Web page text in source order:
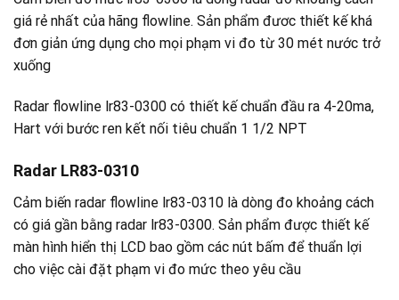
giá rẻ nhất của hãng flowline. Sản phẩm đươc thiết kế khá
đơn giản ứng dụng cho mọi phạm vi đo từ 30 mét nước trở
xuống
Radar flowline lr83-0300 có thiết kế chuẩn đầu ra 4-20ma,
Hart với bước ren kết nối tiêu chuẩn 1 1/2 NPT
Radar LR83-0310
Cảm biến radar flowline lr83-0310 là dòng đo khoảng cách
có giá gần bằng radar lr83-0300. Sản phẩm được thiết kế
màn hình hiển thị LCD bao gồm các nút bấm để thuẩn lợi
cho việc cài đặt phạm vi đo mức theo yêu cầu